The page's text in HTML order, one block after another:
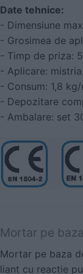
Date tehnice:
- Dimensiune
- Grosimea de
- Timp de priza:
- Aplicare:
- Consum: 1,8
- Depozitare
- Ambalare: set
Mortar pe
Mortar pe baza
liant cu reactie